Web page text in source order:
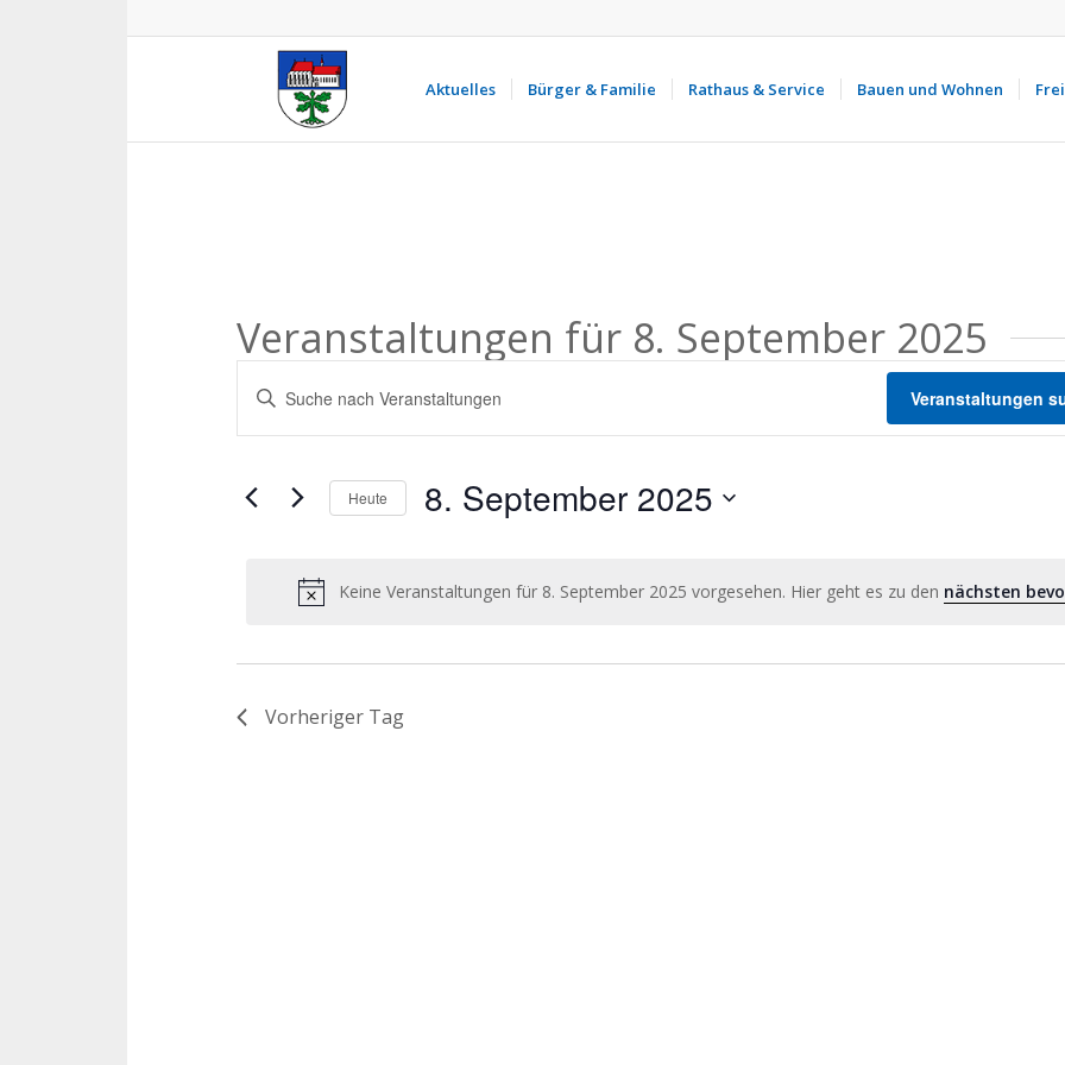
Aktuelles Bürger & Familie Rathaus & Service Bauen und Wohnen
Veranstaltungen für 8. September 2025
Hinweis
Keine Veranstaltungen für 8. September 2025 vorgesehen. Hier geht es zu den nächsten
Veranstaltungen
Suche
und
Ansichten,
Navigation
Bitte
nach
Veranstaltungen
Heute 8. September 2025
Vorheriger Tag